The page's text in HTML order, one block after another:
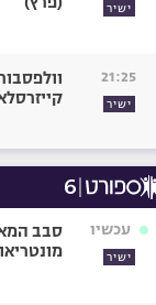
ישיר
21:25
ישיר
עכשיו
ישיר
סבב
מונטריאול 8.8